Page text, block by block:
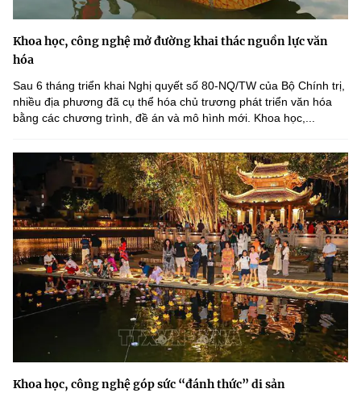
Khoa học, công nghệ mở đường khai thác nguồn lực văn
hóa
Sau 6 tháng triển khai Nghị quyết số 80-NQ/TW của Bộ Chính trị,
nhiều địa phương đã cụ thể hóa chủ trương phát triển văn hóa
bằng các chương trình, đề án và mô hình mới. Khoa học,...
Khoa học, công nghệ góp sức “đánh thức” di sản